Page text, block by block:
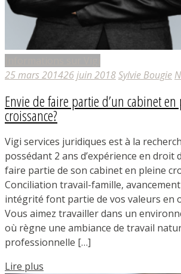
25 mars 201426 juin 2018Sylvie Bougie
Envie de faire partie d’un cabinet
croissance?
Vigi services juridiques est à la
possédant 2 ans d’expérience en droit
faire partie de son cabinet en pleine
Conciliation travail-famille,
intégrité font partie de vos valeurs en
Vous aimez travailler dans un
où règne une ambiance de travail
professionnelle […]
Lire plus